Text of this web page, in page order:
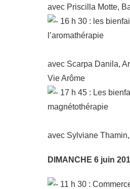
avec Priscilla Motte,
16 h 30 : les
l’aromathérapie
avec Scarpa Danila,
Vie Arôme
17 h 45 : Les
magnétothérapie
avec Sylviane
DIMANCHE 6 juin
11 h 30 :